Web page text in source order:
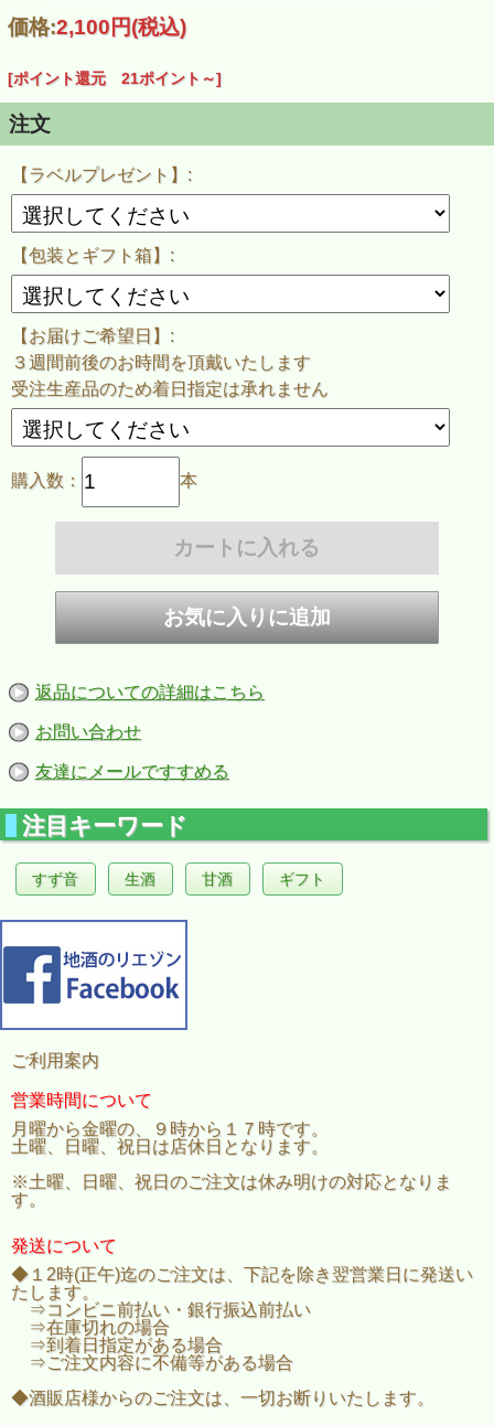
滑らかな口当たり、膨らむ旨味が一体となり、
充実した味わいを醸しています。
冷やから常温、お燗でも美味しく、
ご注文時の注意事項
この商品は、ご注文後にラベルを貼って出荷する受注生産式の商品です。
発送までに３週間から４週間程お時間を頂戴致します。
正式な発送日につきましては、ご注文後に当店よりメールでご連絡致しま
す。
※ご決済方法を『銀行振込』でご選択いただいた場合は
御入金確認後３～４週間後のお届けとなります
※完全受注生産品の為、お届け日をご指定をいただきましても、
指定日までのお届けが難しい場合がございます。
※ご希望のお客様には、保存用に別途ラベルを1枚、商品と一緒にお届け
します。
ご注文時にラベルの要・不要を選択して下さい。
作者紹介
●ラベルデザイン：沼田佳苗 氏
価格:2,100円(税込)
[ポイント還元 21ポイント～]
注文
【ラベルプレゼント】:
【包装とギフト箱】:
【お届けご希望日】:
３週間前後のお時間を頂戴いたします
受注生産品のため着日指定は承れません
購入数： 本
返品についての詳細はこちら
お問い合わせ
友達にメールですすめる
注目キーワード
すず音 生酒 甘酒 ギフト
ご利用案内
営業時間について
月曜から金曜の、９時から１７時です。
土曜、日曜、祝日は店休日となります。
※土曜、日曜、祝日のご注文は休み明けの対応となりま
す。
発送について
◆１2時(正午)迄のご注文は、下記を除き翌営業日に発送い
たします。
⇒コンビニ前払い・銀行振込前払い
⇒在庫切れの場合
⇒到着日指定がある場合
⇒ご注文内容に不備等がある場合
◆酒販店様からのご注文は、一切お断りいたします。